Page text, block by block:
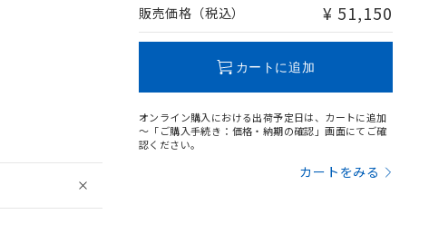
販売価格（税込） ¥ 51,150
カートに追加
オンライン購入における出荷予定日は、カートに追加
～「ご購入手続き：価格・納期の確認」画面にてご確
認ください。
カートをみる